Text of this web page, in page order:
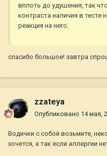
вплоть до удушения, так
контраста наличия в тесте
реакция на него.
спасибо большое! завтра
zzateya
Опубликовано 14 мая,
Водички с собой возьмите,
хочется, а так если аллергии